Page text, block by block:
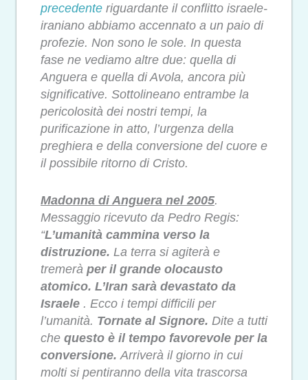
precedente riguardante il conflitto israele-
iraniano abbiamo accennato a un paio di
profezie. Non sono le sole. In questa
fase ne vediamo altre due: quella di
Anguera e quella di Avola, ancora più
significative. Sottolineano entrambe la
pericolosità dei nostri tempi, la
purificazione in atto, l’urgenza della
preghiera e della conversione del cuore e
il possibile ritorno di Cristo.
Madonna di Anguera nel 2005.
Messaggio ricevuto da Pedro Regis:
“L’umanità cammina verso la
distruzione. La terra si agiterà e
tremerà per il grande olocausto
atomico. L’Iran sarà devastato da
Israele . Ecco i tempi difficili per
l’umanità. Tornate al Signore. Dite a tutti
che questo è il tempo favorevole per la
conversione. Arriverà il giorno in cui
molti si pentiranno della vita trascorsa